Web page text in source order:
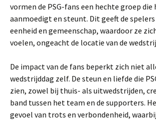
vormen de PSG-fans een hechte groep
aanmoedigt en steunt. Dit geeft de spelers
eenheid en gemeenschap, waardoor ze
voelen, ongeacht de locatie van de
De impact van de fans beperkt zich niet
wedstrijddag zelf. De steun en liefde die
zien, zowel bij thuis- als uitwedstrijden,
band tussen het team en de supporters.
gevoel van trots en verbondenheid,